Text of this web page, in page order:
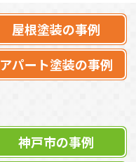
屋根塗装の事例
アパート塗装の事例
神戸市の事例